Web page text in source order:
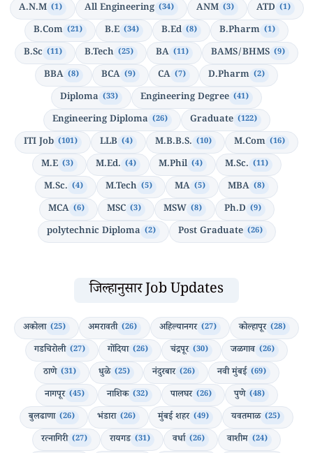
A.N.M (1) All Engineering (34) ANM (3) ATD (1)
B.Com (21) B.E (34) B.Ed (8) B.Pharm (1)
B.Sc (11) B.Tech (25) BA (11) BAMS/BHMS (9)
BBA (8) BCA (9) CA (7) D.Pharm (2)
Diploma (33) Engineering Degree (41)
Engineering Diploma (26) Graduate (122)
ITI Job (101) LLB (4) M.B.B.S. (10) M.Com (16)
M.E (3) M.Ed. (4) M.Phil (4) M.Sc. (11)
M.Sc. (4) M.Tech (5) MA (5) MBA (8)
MCA (6) MSC (3) MSW (8) Ph.D (9)
polytechnic Diploma (2) Post Graduate (26)
जिल्हानुसार Job Updates
अकोला (25) अमरावती (26) अहिल्यानगर (27) कोल्हापूर (28)
गडचिरोली (27) गोंदिया (26) चंद्रपूर (30) जळगाव (26)
ठाणे (31) धुळे (25) नंदुरबार (26) नवी मुंबई (69)
नागपूर (45) नाशिक (32) पालघर (26) पुणे (48)
बुलढाणा (26) भंडारा (26) मुंबई शहर (49) यवतमाळ (25)
रत्नागिरी (27) रायगड (31) वर्धा (26) वाशीम (24)